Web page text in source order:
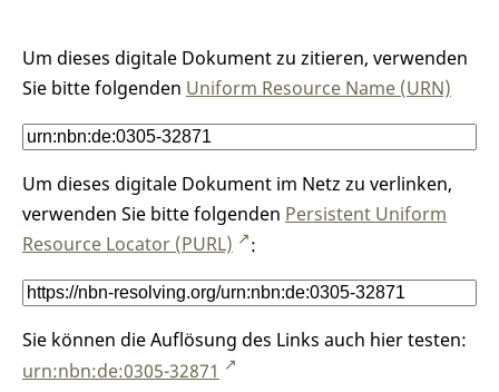
Um dieses digitale Dokument zu zitieren, verwenden
Sie bitte folgenden Uniform Resource Name (URN)
Um dieses digitale Dokument im Netz zu verlinken,
verwenden Sie bitte folgenden Persistent Uniform
Resource Locator (PURL)
:
Sie können die Auflösung des Links auch hier testen:
urn:nbn:de:0305-32871